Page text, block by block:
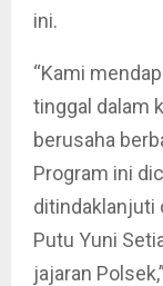
ini.
“Kami
tinggal dalam
berusaha
Program ini
ditindaklanjuti
Putu Yuni
jajaran